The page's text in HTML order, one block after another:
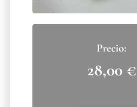
28,00 €